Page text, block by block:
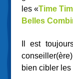
les «Time
Belles
Il est
bien cibler